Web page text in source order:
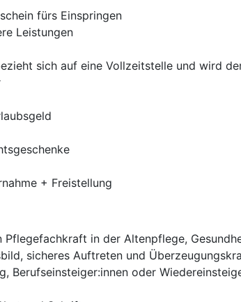
fürs Einspringen
Leistungen
sich auf eine Vollzeitstelle und wird
+ Freistellung
Pflegefachkraft in der Altenpflege,
sicheres Auftreten und
Berufseinsteiger:innen oder